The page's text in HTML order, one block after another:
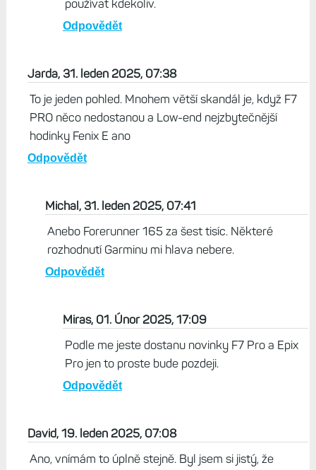
používat kdekoliv.
Odpovědět
Jarda, 31. leden 2025, 07:38
To je jeden pohled. Mnohem větší skandál je, když F7
PRO něco nedostanou a Low-end nejzbytečnější
hodinky Fenix E ano
Odpovědět
Michal, 31. leden 2025, 07:41
Anebo Forerunner 165 za šest tisíc. Některé
rozhodnutí Garminu mi hlava nebere.
Odpovědět
Miras, 01. Únor 2025, 17:09
Podle me jeste dostanu novinky F7 Pro a Epix
Pro jen to proste bude pozdeji.
Odpovědět
David, 19. leden 2025, 07:08
Ano, vnímám to úplně stejně. Byl jsem si jistý, že